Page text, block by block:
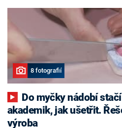
8 fotografií
akademik, jak ušetřit.
výroba